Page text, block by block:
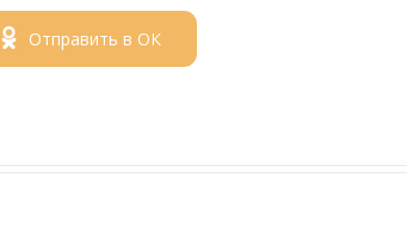
Отправить в ОК